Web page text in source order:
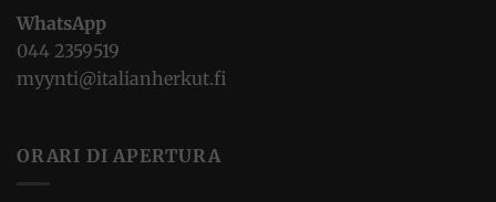
WhatsApp
044 2359519
myynti@italianherkut.fi
ORARI DI APERTURA